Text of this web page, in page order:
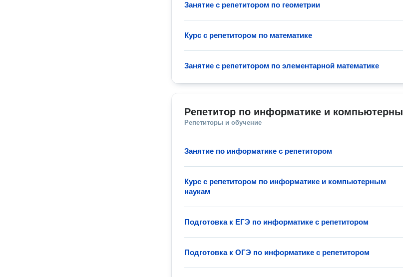
Занятие с репетитором по геометрии
Курс с репетитором по математике
Занятие с репетитором по элементарной математике
Репетитор по информатике и
Репетиторы и обучение
Занятие по информатике с репетитором
Курс с репетитором по информатике и компьютерным
наукам
Подготовка к ЕГЭ по информатике с репетитором
Подготовка к ОГЭ по информатике с репетитором